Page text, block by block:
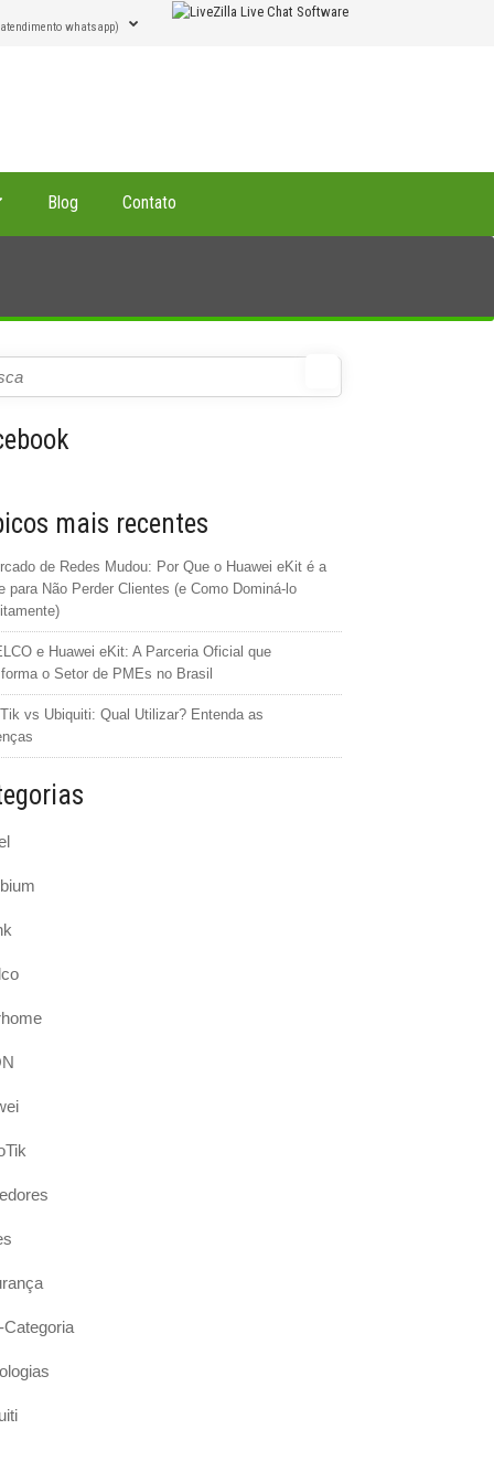
whatsapp)
Blog Contato
mais recentes
de Redes Mudou: Por Que o Huawei eKit é a
para Não Perder Clientes (e Como Dominá-lo
e Huawei eKit: A Parceria Oficial que
o Setor de PMEs no Brasil
vs Ubiquiti: Qual Utilizar? Entenda as